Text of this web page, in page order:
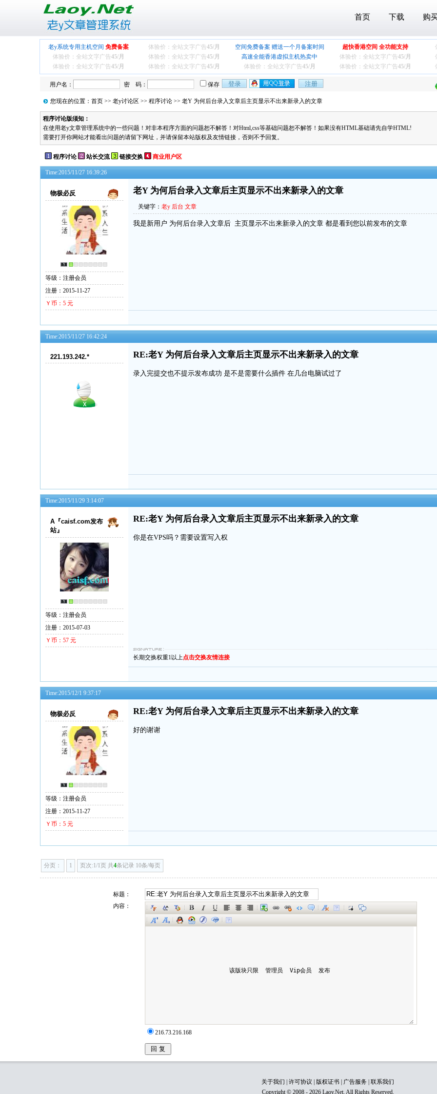
首页 下载 购
老y系统专用主机空间 免费备案 体验价：全站文字广告45/月 空间免费备案 赠送一个月备案时间 超快香港空间 全功能支持
体验价：全站文字广告45/月 体验价：全站文字广告45/月 高速全能香港虚拟主机热卖中 体验价：全站文字广告45/月
体验价：全站文字广告45/月 体验价：全站文字广告45/月 体验价：全站文字广告45/月 体验价：全站文字广告45/月
用户名： 密 码： 保存
您现在的位置： 首页 >> 老y讨论区 >> 程序讨论 >> 老Y 为何后台录入文章后主页显示不出来新录入的文章
程序讨论版须知：
在使用老y文章管理系统中的一些问题！对非本程序方面的问题恕不解答！对Html,css等基础问题恕不解答！如果没有HTML基础请先自学HTML!
需要打开你网站才能看出问题的请留下网址，并请保留本站版权及友情链接，否则不予回复。
程序讨论 站长交流 链接交换 商业用户区
Time:2015/11/27 16:39:26
物极必反
等级：注册会员
注册：2015-11-27
Ｙ币：5 元
老Y 为何后台录入文章后主页显示不出来新录入的文章
关键字： 老y 后台 文章
我是新用户 为何后台录入文章后 主页显示不出来新录入的文章 都是看到您以前发布的文章
Time:2015/11/27 16:42:24
221.193.242.* RE:老Y 为何后台录入文章后主页显示不出来新录入的文章
录入完提交也不提示发布成功 是不是需要什么插件 在几台电脑试过了
Time:2015/11/29 3:14:07
A『caisf.com发布
站』
等级：注册会员
注册：2015-07-03
Ｙ币：57 元
RE:老Y 为何后台录入文章后主页显示不出来新录入的文章
你是在VPS吗？需要设置写入权
长期交换权重1以上点击交换友情连接
Time:2015/12/1 9:37:17
物极必反
等级：注册会员
注册：2015-11-27
Ｙ币：5 元
RE:老Y 为何后台录入文章后主页显示不出来新录入的文章
好的谢谢
分页： 1 页次:1/1页 共4条记录 10条/每页
标题：
内容：
216.73.216.168
关于我们 许可协议 版权证书 广告服务 联系我们
Copyright © 2008 - 2026 Laoy.Net, All Rights Reserved.